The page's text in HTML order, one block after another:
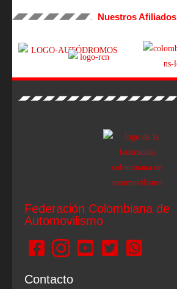
Nuestros Afiliados
Federación Colombiana de
Automovilismo
Contacto